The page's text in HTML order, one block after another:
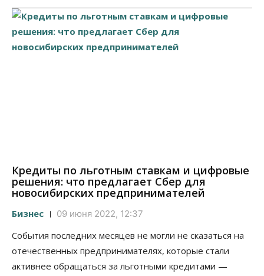
Кредиты по льготным ставкам и цифровые
решения: что предлагает Сбер для
новосибирских предпринимателей
Бизнес 09 июня 2022, 12:37
События последних месяцев не могли не сказаться на
отечественных предпринимателях, которые стали
активнее обращаться за льготными кредитами —